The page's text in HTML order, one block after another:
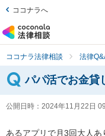
ココナラへ
ココナラ法律相談 法律
パパ活でお金貸
公開日時： 2024年11月22日
あるアプリで月3回大人